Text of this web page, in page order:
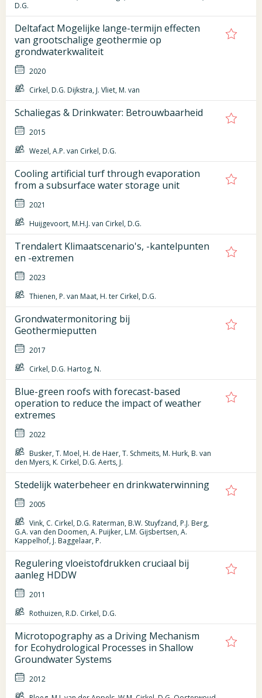
D.G.
Deltafact Mogelijke lange-termijn effecten
van grootschalige geothermie op
grondwaterkwaliteit
2020
Cirkel, D.G. Dijkstra, J. Vliet, M. van
Schaliegas & Drinkwater: Betrouwbaarheid
2015
Wezel, A.P. van Cirkel, D.G.
Cooling artificial turf through evaporation
from a subsurface water storage unit
2021
Huijgevoort, M.H.J. van Cirkel, D.G.
Trendalert Klimaatscenario's, -kantelpunten
en -extremen
2023
Thienen, P. van Maat, H. ter Cirkel, D.G.
Grondwatermonitoring bij
Geothermieputten
2017
Cirkel, D.G. Hartog, N.
Blue-green roofs with forecast-based
operation to reduce the impact of weather
extremes
2022
Busker, T. Moel, H. de Haer, T. Schmeits, M. Hurk, B. van
den Myers, K. Cirkel, D.G. Aerts, J.
Stedelijk waterbeheer en drinkwaterwinning
2005
Vink, C. Cirkel, D.G. Raterman, B.W. Stuyfzand, P.J. Berg,
G.A. van den Doomen, A. Puijker, L.M. Gijsbertsen, A.
Kappelhof, J. Baggelaar, P.
Regulering vloeistofdrukken cruciaal bij
aanleg HDDW
2011
Rothuizen, R.D. Cirkel, D.G.
Microtopography as a Driving Mechanism
for Ecohydrological Processes in Shallow
Groundwater Systems
2012